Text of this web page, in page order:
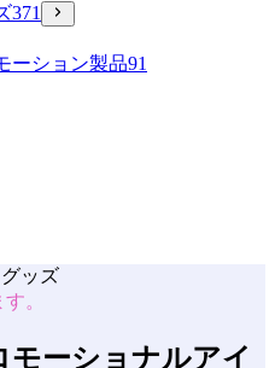
371
ーション製品91
ッズ
。
モーショナルアイ